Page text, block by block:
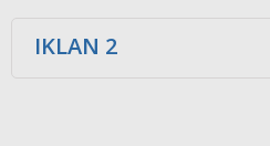
IKLAN 2